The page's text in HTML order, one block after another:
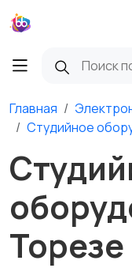
Главная
Студийное
Торезе